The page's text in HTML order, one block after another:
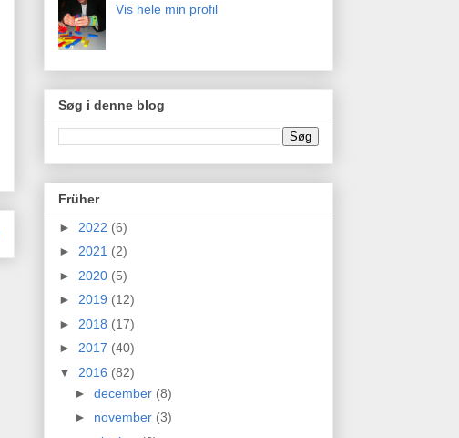
Vis hele min profil
Søg i denne blog
Früher
► 2022 (6)
► 2021 (2)
► 2020 (5)
► 2019 (12)
► 2018 (17)
► 2017 (40)
▼ 2016 (82)
► december (8)
► november (3)